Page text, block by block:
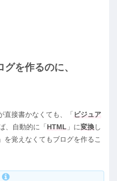
を作るのに、
直接書かなくても、「 ビジュア
、自動的に「 HTML 」に変換し
」を覚えなくてもブログを作るこ